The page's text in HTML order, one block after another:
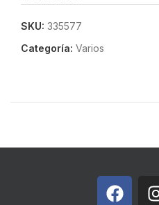
SKU: 335577
Categoría: Varios